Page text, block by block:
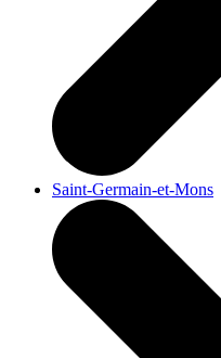
Saint-Germain-et-Mons